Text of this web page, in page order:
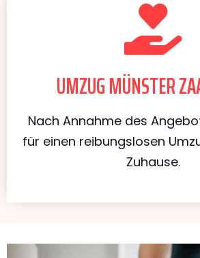
UMZUG MÜNSTER
Nach Annahme des
für einen reibungslosen
Zuhause.